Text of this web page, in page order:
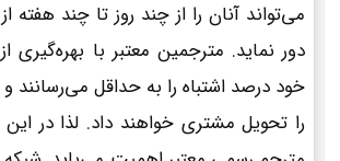
می‌تواند آنان را از چند روز تا چند هفته
دور نماید. مترجمین معتبر با بهره‌گیری
خود درصد اشتباه را به حداقل
را تحویل مشتری خواهند داد. لذا در این